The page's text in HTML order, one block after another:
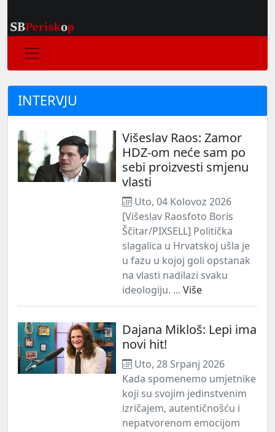
INTERVJU
Višeslav Raos: Zamor
HDZ-om neće sam po
sebi proizvesti smjenu
vlasti
Uto, 04 Kolovoz 2026
[Višeslav Raosfoto Boris
Ščitar/PIXSELL] Politička
slagalica u Hrvatskoj ušla je
u fazu u kojoj goli opstanak
na vlasti nadilazi svaku
ideologiju. ... Više
Dajana Mikloš: Lepi ima
novi hit!
Uto, 28 Srpanj 2026
​Kada spomenemo umjetnike
koji su svojim jedinstvenim
izričajem, autentičnošću i
nepatvorenom emocijom